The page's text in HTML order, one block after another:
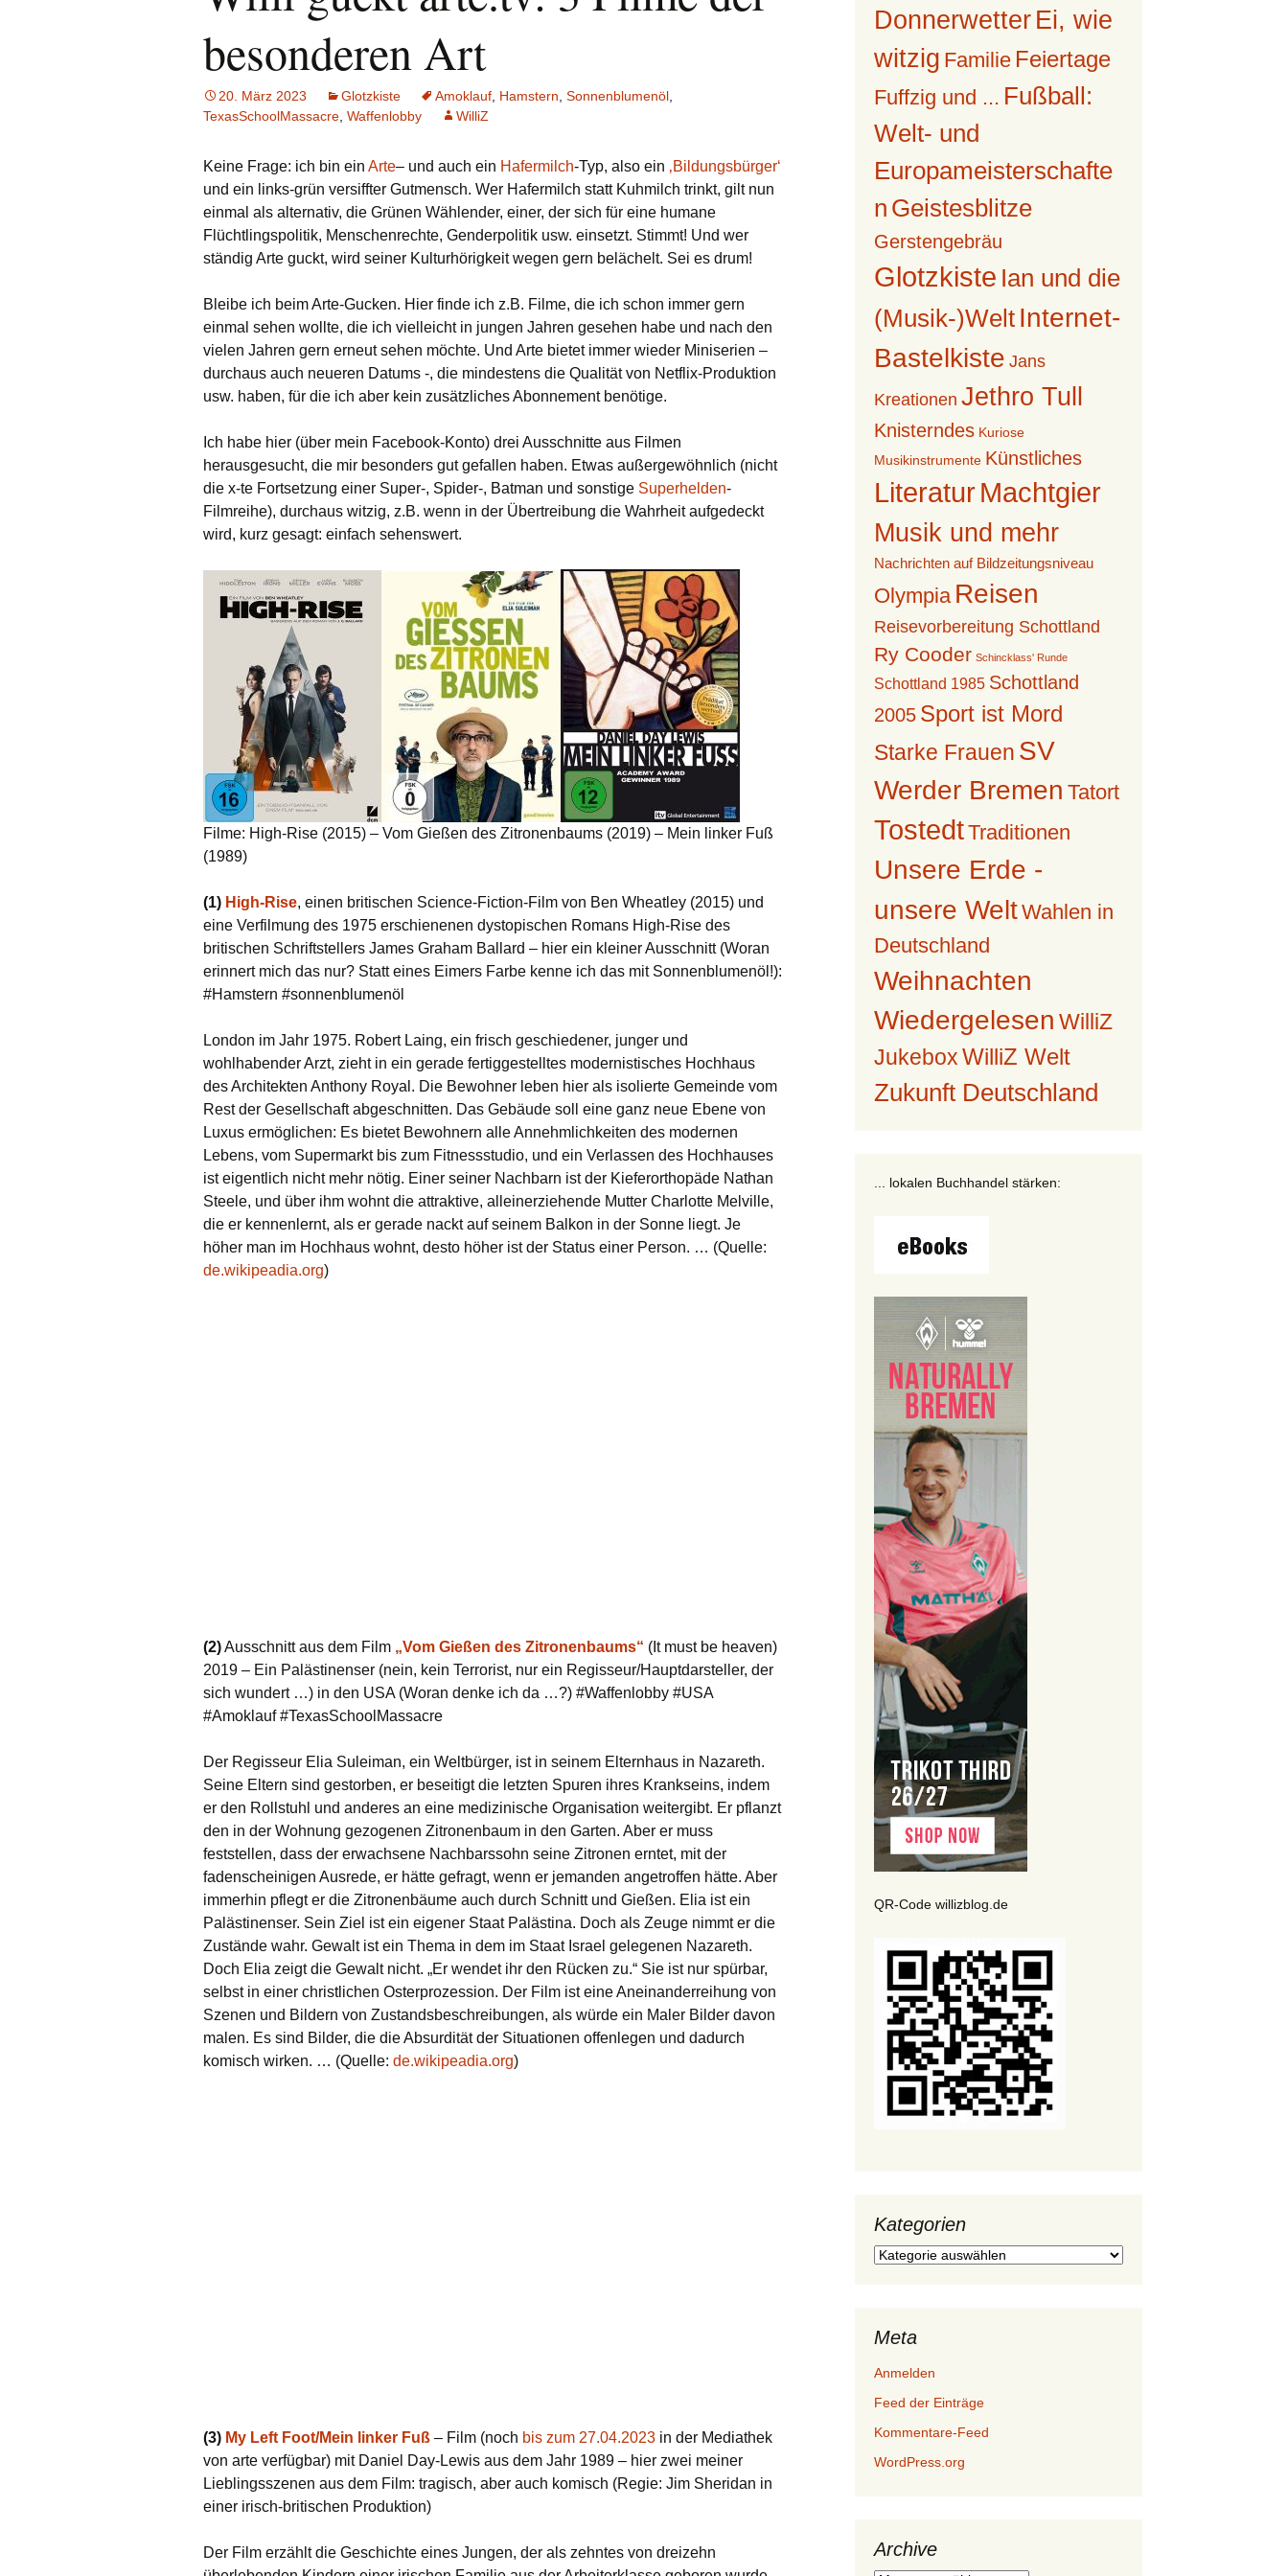
besonderen Art
20. März 2023 Glotzkiste Amoklauf Hamstern Sonnenblumenöl
TexasSchoolMassacre Waffenlobby WilliZ
Keine Frage: ich bin ein Arte– und auch ein Hafermilch-Typ, also ein ‚Bildungsbürger‘
und ein links-grün versiffter Gutmensch. Wer Hafermilch statt Kuhmilch trinkt, gilt nun
einmal als alternativ, die Grünen Wählender, einer, der sich für eine humane
Flüchtlingspolitik, Menschenrechte, Genderpolitik usw. einsetzt. Stimmt! Und wer
ständig Arte guckt, wird seiner Kulturhörigkeit wegen gern belächelt. Sei es drum!
Bleibe ich beim Arte-Gucken. Hier finde ich z.B. Filme, die ich schon immer gern
einmal sehen wollte, die ich vielleicht in jungen Jahren gesehen habe und nach den
vielen Jahren gern erneut sehen möchte. Und Arte bietet immer wieder Miniserien –
durchaus auch neueren Datums -, die mindestens die Qualität von Netflix-Produktion
usw. haben, für die ich aber kein zusätzliches Abonnement benötige.
Ich habe hier (über mein Facebook-Konto) drei Ausschnitte aus Filmen
herausgesucht, die mir besonders gut gefallen haben. Etwas außergewöhnlich (nicht
die x-te Fortsetzung einer Super-, Spider-, Batman und sonstige Superhelden-
Filmreihe), durchaus witzig, z.B. wenn in der Übertreibung die Wahrheit aufgedeckt
wird, kurz gesagt: einfach sehenswert.
Filme: High-Rise (2015) – Vom Gießen des Zitronenbaums (2019) – Mein linker Fuß
(1989)
(1) High-Rise, einen britischen Science-Fiction-Film von Ben Wheatley (2015) und
eine Verfilmung des 1975 erschienenen dystopischen Romans High-Rise des
britischen Schriftstellers James Graham Ballard – hier ein kleiner Ausschnitt (Woran
erinnert mich das nur? Statt eines Eimers Farbe kenne ich das mit Sonnenblumenöl!):
#Hamstern #sonnenblumenöl
London im Jahr 1975. Robert Laing, ein frisch geschiedener, junger und
wohlhabender Arzt, zieht in ein gerade fertiggestelltes modernistisches Hochhaus
des Architekten Anthony Royal. Die Bewohner leben hier als isolierte Gemeinde vom
Rest der Gesellschaft abgeschnitten. Das Gebäude soll eine ganz neue Ebene von
Luxus ermöglichen: Es bietet Bewohnern alle Annehmlichkeiten des modernen
Lebens, vom Supermarkt bis zum Fitnessstudio, und ein Verlassen des Hochhauses
ist eigentlich nicht mehr nötig. Einer seiner Nachbarn ist der Kieferorthopäde Nathan
Steele, und über ihm wohnt die attraktive, alleinerziehende Mutter Charlotte Melville,
die er kennenlernt, als er gerade nackt auf seinem Balkon in der Sonne liegt. Je
höher man im Hochhaus wohnt, desto höher ist der Status einer Person. … (Quelle:
de.wikipeadia.org)
(2)Ausschnitt aus dem Film „Vom Gießen des Zitronenbaums“ (It must be heaven)
2019 – Ein Palästinenser (nein, kein Terrorist, nur ein Regisseur/Hauptdarsteller, der
sich wundert …) in den USA (Woran denke ich da …?) #Waffenlobby #USA
#Amoklauf #TexasSchoolMassacre
Der Regisseur Elia Suleiman, ein Weltbürger, ist in seinem Elternhaus in Nazareth.
Seine Eltern sind gestorben, er beseitigt die letzten Spuren ihres Krankseins, indem
er den Rollstuhl und anderes an eine medizinische Organisation weitergibt. Er pflanzt
den in der Wohnung gezogenen Zitronenbaum in den Garten. Aber er muss
feststellen, dass der erwachsene Nachbarssohn seine Zitronen erntet, mit der
fadenscheinigen Ausrede, er hätte gefragt, wenn er jemanden angetroffen hätte. Aber
immerhin pflegt er die Zitronenbäume auch durch Schnitt und Gießen. Elia ist ein
Palästinenser. Sein Ziel ist ein eigener Staat Palästina. Doch als Zeuge nimmt er die
Zustände wahr. Gewalt ist ein Thema in dem im Staat Israel gelegenen Nazareth.
Doch Elia zeigt die Gewalt nicht. „Er wendet ihr den Rücken zu.“ Sie ist nur spürbar,
selbst in einer christlichen Osterprozession. Der Film ist eine Aneinanderreihung von
Szenen und Bildern von Zustandsbeschreibungen, als würde ein Maler Bilder davon
malen. Es sind Bilder, die die Absurdität der Situationen offenlegen und dadurch
komisch wirken. … (Quelle: de.wikipeadia.org)
(3) My Left Foot/Mein linker Fuß – Film (noch bis zum 27.04.2023 in der Mediathek
von arte verfügbar) mit Daniel Day-Lewis aus dem Jahr 1989 – hier zwei meiner
Lieblingsszenen aus dem Film: tragisch, aber auch komisch (Regie: Jim Sheridan in
einer irisch-britischen Produktion)
Der Film erzählt die Geschichte eines Jungen, der als zehntes von dreizehn
Donnerwetter Ei, wie
witzig Familie Feiertage
Fuffzig und ... Fußball:
Welt- und
Europameisterschafte
n Geistesblitze
Gerstengebräu
Glotzkiste Ian und die
(Musik-)Welt Internet-
Bastelkiste Jans
Kreationen Jethro Tull
Knisterndes Kuriose
Musikinstrumente Künstliches
LiteraturMachtgier
Musik und mehr
Nachrichten auf Bildzeitungsniveau
Olympia Reisen
Reisevorbereitung Schottland
Ry Cooder Schincklass' Runde
Schottland 1985 Schottland
2005 Sport ist Mord
Starke Frauen SV
Werder Bremen Tatort
TostedtTraditionen
Unsere Erde -
unsere WeltWahlen in
Deutschland
Weihnachten
Wiedergelesen WilliZ
Jukebox WilliZ Welt
Zukunft Deutschland
... lokalen Buchhandel stärken:
QR-Code willizblog.de
Kategorien
Kategorien
Meta
Anmelden
Feed der Einträge
Kommentare-Feed
WordPress.org
Archive